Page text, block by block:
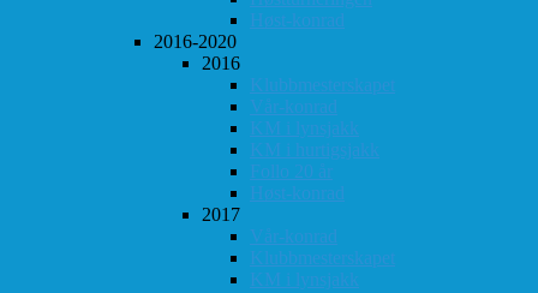
Høst-konrad
2016-2020
2016
Klubbmesterskapet
Vår-konrad
KM i lynsjakk
KM i hurtigsjakk
Follo 20 år
Høst-konrad
2017
Vår-konrad
Klubbmesterskapet
KM i lynsjakk